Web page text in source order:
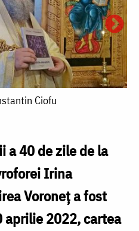
Ciofu
40 de zile de la
Irina
Voroneț a fost
2022, cartea